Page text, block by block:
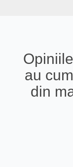
au
din